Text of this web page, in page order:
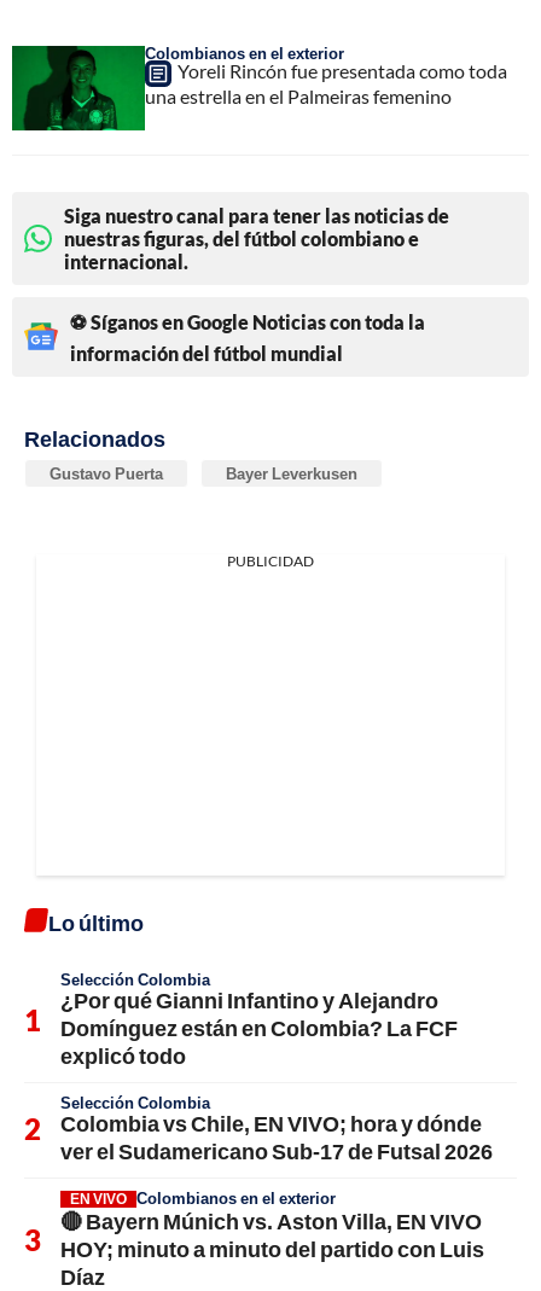
Colombianos en el exterior
Yoreli Rincón fue presentada como toda
una estrella en el Palmeiras femenino
Siga nuestro canal para tener las noticias de
nuestras figuras, del fútbol colombiano e
internacional.
⚽ Síganos en Google Noticias con toda la
información del fútbol mundial
Relacionados
Gustavo Puerta Bayer Leverkusen
PUBLICIDAD
Lo último
Selección Colombia
¿Por qué Gianni Infantino y Alejandro
Domínguez están en Colombia? La FCF
explicó todo
Selección Colombia
Colombia vs Chile, EN VIVO; hora y dónde
ver el Sudamericano Sub-17 de Futsal 2026
EN VIVO Colombianos en el exterior
🔴 Bayern Múnich vs. Aston Villa, EN VIVO
HOY; minuto a minuto del partido con Luis
Díaz